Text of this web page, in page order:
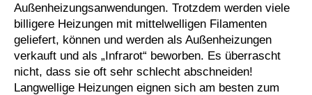
Außenheizungsanwendungen. Trotzdem werden viele
billigere Heizungen mit mittelwelligen Filamenten
geliefert, können und werden als Außenheizungen
verkauft und als „Infrarot“ beworben. Es überrascht
nicht, dass sie oft sehr schlecht abschneiden!
Langwellige Heizungen eignen sich am besten zum